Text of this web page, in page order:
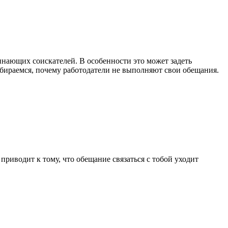
соискателей. В особенности это может задеть
почему работодатели не выполняют свои обещания.
к тому, что обещание связаться с тобой уходит